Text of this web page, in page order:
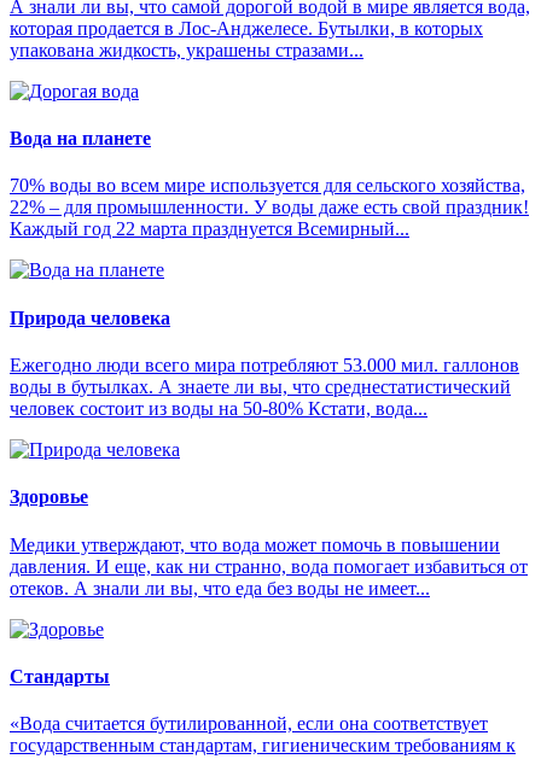
А знали ли вы, что самой дорогой водой в мире является вода,
которая продается в Лос-Анджелесе. Бутылки, в которых
упакована жидкость, украшены стразами...
Вода на планете
70% воды во всем мире используется для сельского хозяйства,
22% – для промышленности. У воды даже есть свой праздник!
Каждый год 22 марта празднуется Всемирный...
Природа человека
Ежегодно люди всего мира потребляют 53.000 мил. галлонов
воды в бутылках. А знаете ли вы, что среднестатистический
человек состоит из воды на 50-80% Кстати, вода...
Здоровье
Медики утверждают, что вода может помочь в повышении
давления. И еще, как ни странно, вода помогает избавиться от
отеков. А знали ли вы, что еда без воды не имеет...
Стандарты
«Вода считается бутилированной, если она соответствует
государственным стандартам, гигиеническим требованиям к